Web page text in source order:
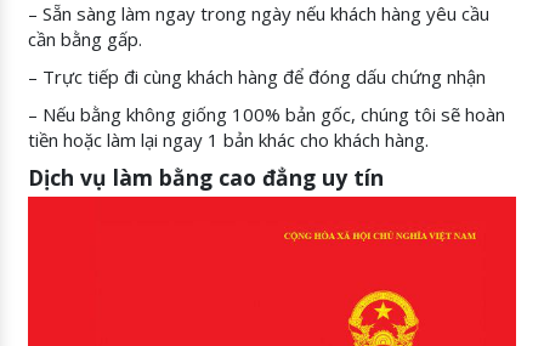
– Sẵn sàng làm ngay trong ngày nếu khách hàng yêu cầu
cần bằng gấp.
– Trực tiếp đi cùng khách hàng để đóng dấu chứng nhận
– Nếu bằng không giống 100% bản gốc, chúng tôi sẽ hoàn
tiền hoặc làm lại ngay 1 bản khác cho khách hàng.
Dịch vụ làm bằng cao đẳng uy tín